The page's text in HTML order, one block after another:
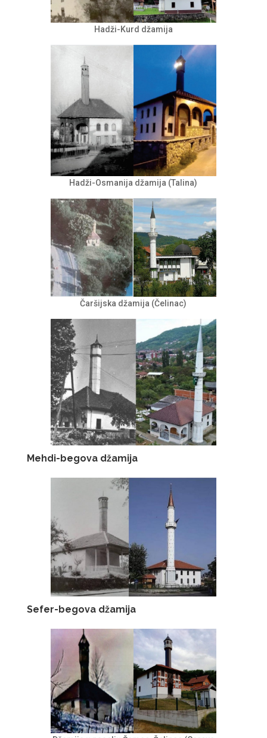
Hadži-Kurd džamija
Hadži-Osmanija džamija (Talina)
Čaršijska džamija (Čelinac)
Mehdi-begova džamija
Sefer-begova džamija